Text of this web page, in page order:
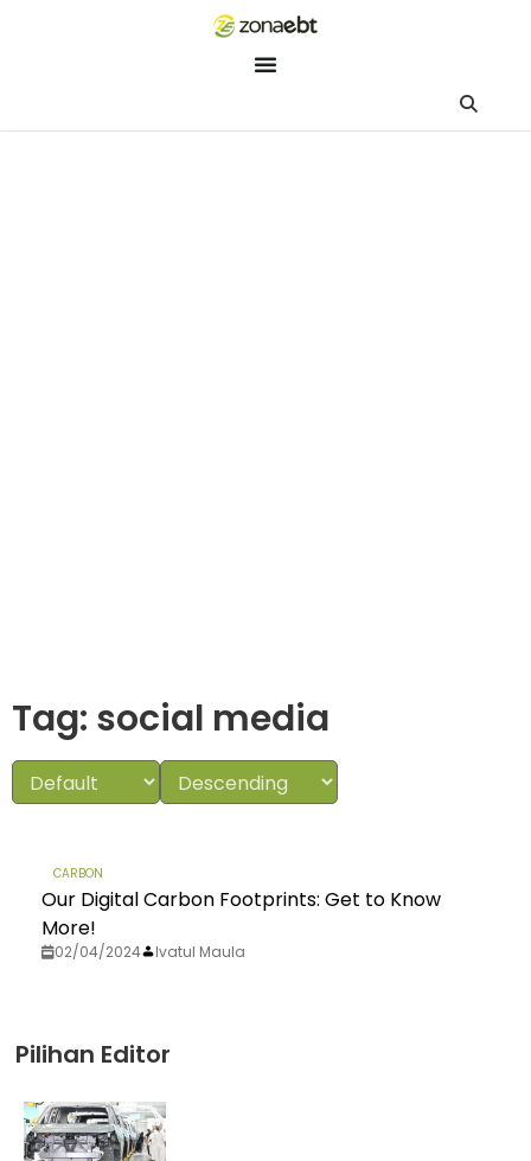
Tag: social media
CARBON
Our Digital Carbon Footprints: Get to Know
More!
02/04/2024 Ivatul Maula
Pilihan Editor